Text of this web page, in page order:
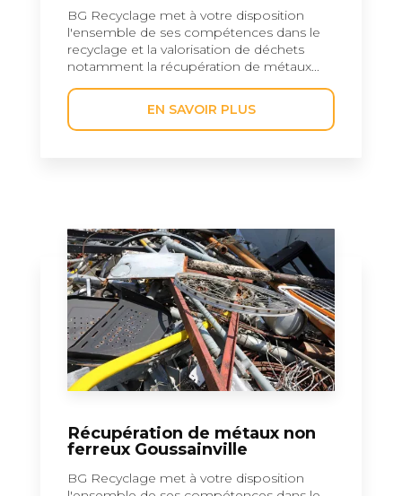
BG Recyclage met à votre disposition
l'ensemble de ses compétences dans le
recyclage et la valorisation de déchets
notamment la récupération de métaux...
EN SAVOIR PLUS
Récupération de métaux non
ferreux Goussainville
BG Recyclage met à votre disposition